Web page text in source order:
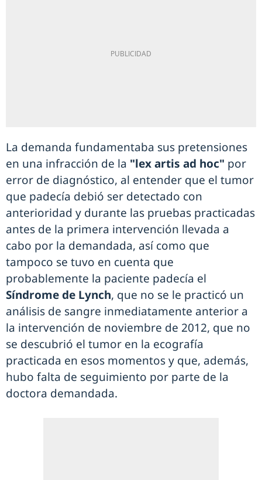
La demanda fundamentaba sus pretensiones
en una infracción de la "lex artis ad hoc" por
error de diagnóstico, al entender que el tumor
que padecía debió ser detectado con
anterioridad y durante las pruebas practicadas
antes de la primera intervención llevada a
cabo por la demandada, así como que
tampoco se tuvo en cuenta que
probablemente la paciente padecía el
Síndrome de Lynch, que no se le practicó un
análisis de sangre inmediatamente anterior a
la intervención de noviembre de 2012, que no
se descubrió el tumor en la ecografía
practicada en esos momentos y que, además,
hubo falta de seguimiento por parte de la
doctora demandada.